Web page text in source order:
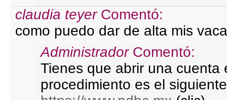
claudia teyer Comentó:
como puedo dar de alta mis
Administrador Comentó:
Tienes que abrir una cuenta
procedimiento es el